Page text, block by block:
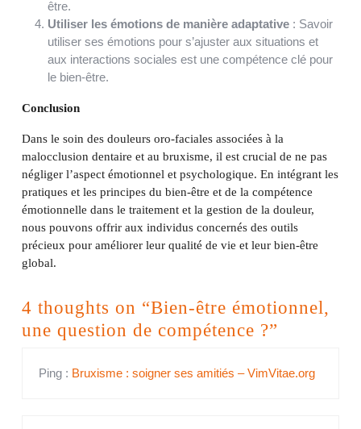
être.
Utiliser les émotions de manière adaptative : Savoir
utiliser ses émotions pour s’ajuster aux situations et
aux interactions sociales est une compétence clé pour
le bien-être.
Conclusion
Dans le soin des douleurs oro-faciales associées à la
malocclusion dentaire et au bruxisme, il est crucial de ne pas
négliger l’aspect émotionnel et psychologique. En intégrant les
pratiques et les principes du bien-être et de la compétence
émotionnelle dans le traitement et la gestion de la douleur,
nous pouvons offrir aux individus concernés des outils
précieux pour améliorer leur qualité de vie et leur bien-être
global.
4 thoughts on “Bien-être émotionnel,
une question de compétence ?”
Ping : Bruxisme : soigner ses amitiés – VimVitae.org